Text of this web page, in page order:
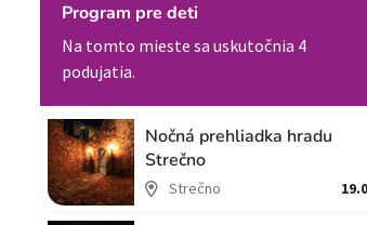
Program pre deti
Na tomto mieste sa uskutočnia 4
podujatia.
Nočná prehliadka hradu
Strečno
Strečno